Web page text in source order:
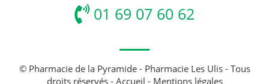
01 69 07 60 62
© Pharmacie de la Pyramide - Pharmacie Les Ulis - Tous
droits réservés - Accueil - Mentions légales